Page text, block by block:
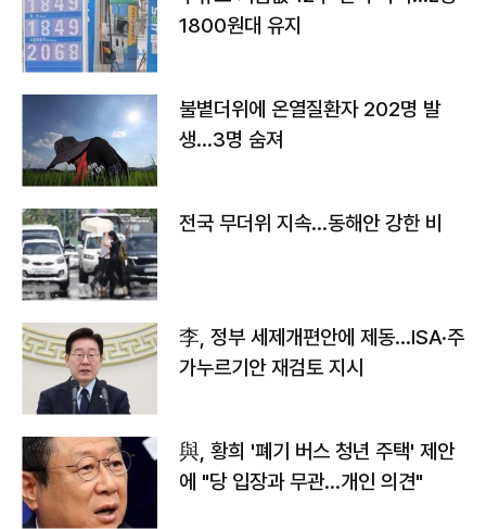
1800원대 유지
불볕더위에 온열질환자 202명 발
생…3명 숨져
전국 무더위 지속…동해안 강한 비
李, 정부 세제개편안에 제동…ISA·주
가누르기안 재검토 지시
與, 황희 '폐기 버스 청년 주택' 제안
에 "당 입장과 무관…개인 의견"